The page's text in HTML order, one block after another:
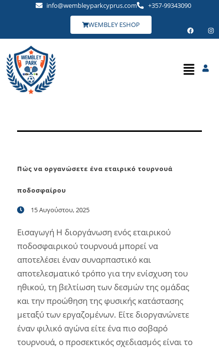
info@wembleyparkcyprus.com +357-99343090
WEMBLEY ESHOP
Πώς να οργανώσετε ένα εταιρικό τουρνουά
ποδοσφαίρου
15 Αυγούστου, 2025
Εισαγωγή Η διοργάνωση ενός εταιρικού
ποδοσφαιρικού τουρνουά μπορεί να
αποτελέσει έναν συναρπαστικό και
αποτελεσματικό τρόπο για την ενίσχυση του
ηθικού, τη βελτίωση των δεσμών της ομάδας
και την προώθηση της φυσικής κατάστασης
μεταξύ των εργαζομένων. Είτε διοργανώνετε
έναν φιλικό αγώνα είτε ένα πιο σοβαρό
τουρνουά, ο προσεκτικός σχεδιασμός είναι το